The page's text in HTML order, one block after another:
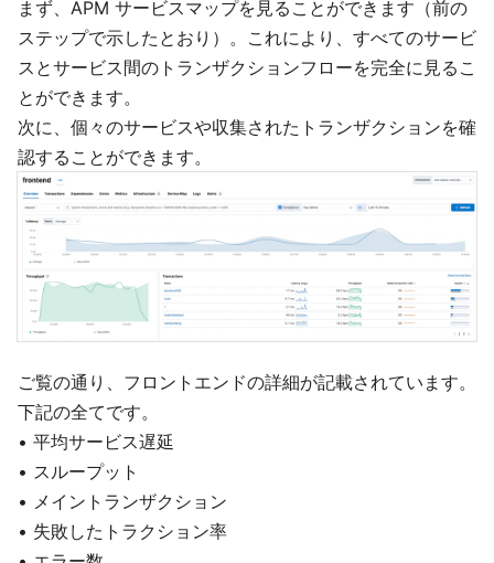
まず、APM サービスマップを見ることができます（前の
ステップで示したとおり）。これにより、すべてのサービ
スとサービス間のトランザクションフローを完全に見るこ
とができます。
次に、個々のサービスや収集されたトランザクションを確
認することができます。
ご覧の通り、フロントエンドの詳細が記載されています。
下記の全てです。
• 平均サービス遅延
• スループット
• メイントランザクション
• 失敗したトラクション率